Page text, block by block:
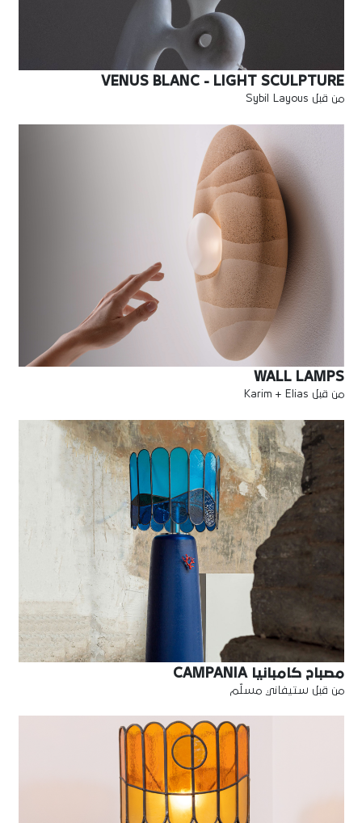
VENUS BLANC - LIGHT SCULPTURE
من قبل Sybil Layous
WALL LAMPS
من قبل Karim + Elias
مصباح كامبانيا CAMPANIA
من قبل ستيفاني مسلّم